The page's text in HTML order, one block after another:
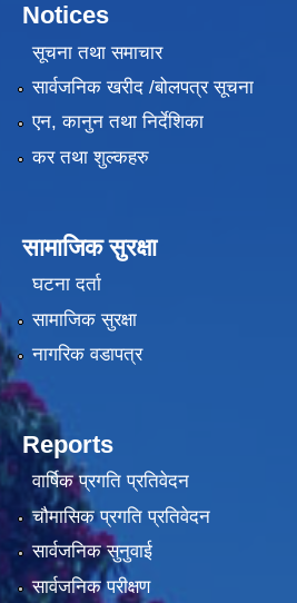
Notices
सूचना तथा समाचार
सार्वजनिक खरीद /बोलपत्र सूचना
एन, कानुन तथा निर्देशिका
कर तथा शुल्कहरु
सामाजिक सुरक्षा
घटना दर्ता
सामाजिक सुरक्षा
नागरिक वडापत्र
Reports
वार्षिक प्रगति प्रतिवेदन
चौमासिक प्रगति प्रतिवेदन
सार्वजनिक सुनुवाई
सार्वजनिक परीक्षण